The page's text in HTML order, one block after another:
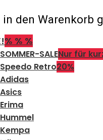
in den Warenkorb
% % %
SOMMER-SALENur für
Speedo Retro20%
Adidas
Asics
Erima
Hummel
Kempa